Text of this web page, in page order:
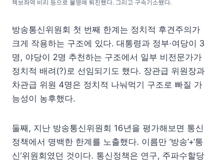
책보좌역 비리 등으로 불명예 퇴진했다. 그리고 구속기소됐다.
방송통신위원회 첫 번째 한계는 정치적 후견주의가
크게 작용하는 구조에 있다. 대통령과 정부·여당이 3
명, 야당이 2명 추천하는 구조에서 일부 비전문가가
정치적 배려(?)로 선임되기도 했다. 장관급 위원장과
차관급 위원 4명은 정치적 나눠먹기 구조로 빠질 가
능성이 농후했다.
둘째, 지난 방송통신위원회 16년을 평가해보면 통신
정책에서 명백한 한계를 노출했다. 이름만 ‘방송’+‘통
신’위원회였던 것이다. 통신정책은 연구, 주파수할당